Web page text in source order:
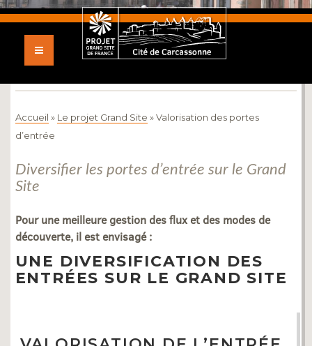
VALORISATION DES
PORTES D’ENTRÉE
Accueil » Le projet Grand Site »Valorisation des portes
d’entrée
Diversifier les portes d’entrée sur le Grand
Site
Pour une meilleure gestion des flux et des modes de
découverte, il est envisagé :
UNE DIVERSIFICATION DES
ENTRÉES SUR LE GRAND SITE